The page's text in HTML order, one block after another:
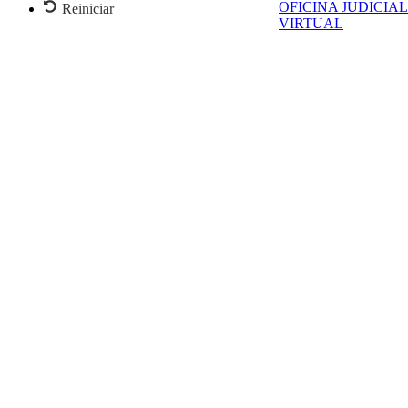
OFICINA JUDICIAL
VIRTUAL
Reiniciar